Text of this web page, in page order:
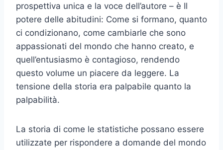
prospettiva unica e la voce dell’autore – è Il
potere delle abitudini: Come si formano, quanto
ci condizionano, come cambiarle che sono
appassionati del mondo che hanno creato, e
quell’entusiasmo è contagioso, rendendo
questo volume un piacere da leggere. La
tensione della storia era palpabile quanto la
palpabilità.
La storia di come le statistiche possano essere
utilizzate per rispondere a domande del mondo